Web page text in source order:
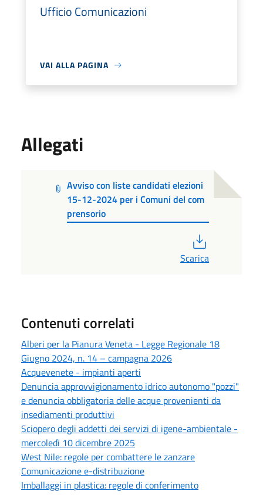
Ufficio Comunicazioni
VAI ALLA PAGINA
Allegati
Avviso con liste candidati elezioni
15-12-2024 per i Comuni del com
prensorio
Scarica
Contenuti correlati
Alberi per la Pianura Veneta - Legge Regionale 18
Giugno 2024, n. 14 – campagna 2026
Acquevenete - impianti aperti
Denuncia approvvigionamento idrico autonomo "pozzi"
e denuncia obbligatoria delle acque provenienti da
insediamenti produttivi
Sciopero degli addetti dei servizi di igene-ambientale -
mercoledì 10 dicembre 2025
West Nile: regole per combattere le zanzare
Comunicazione e-distribuzione
Imballaggi in plastica: regole di conferimento